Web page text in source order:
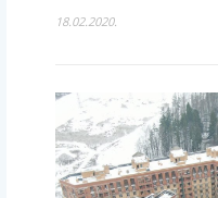
18.02.2020.